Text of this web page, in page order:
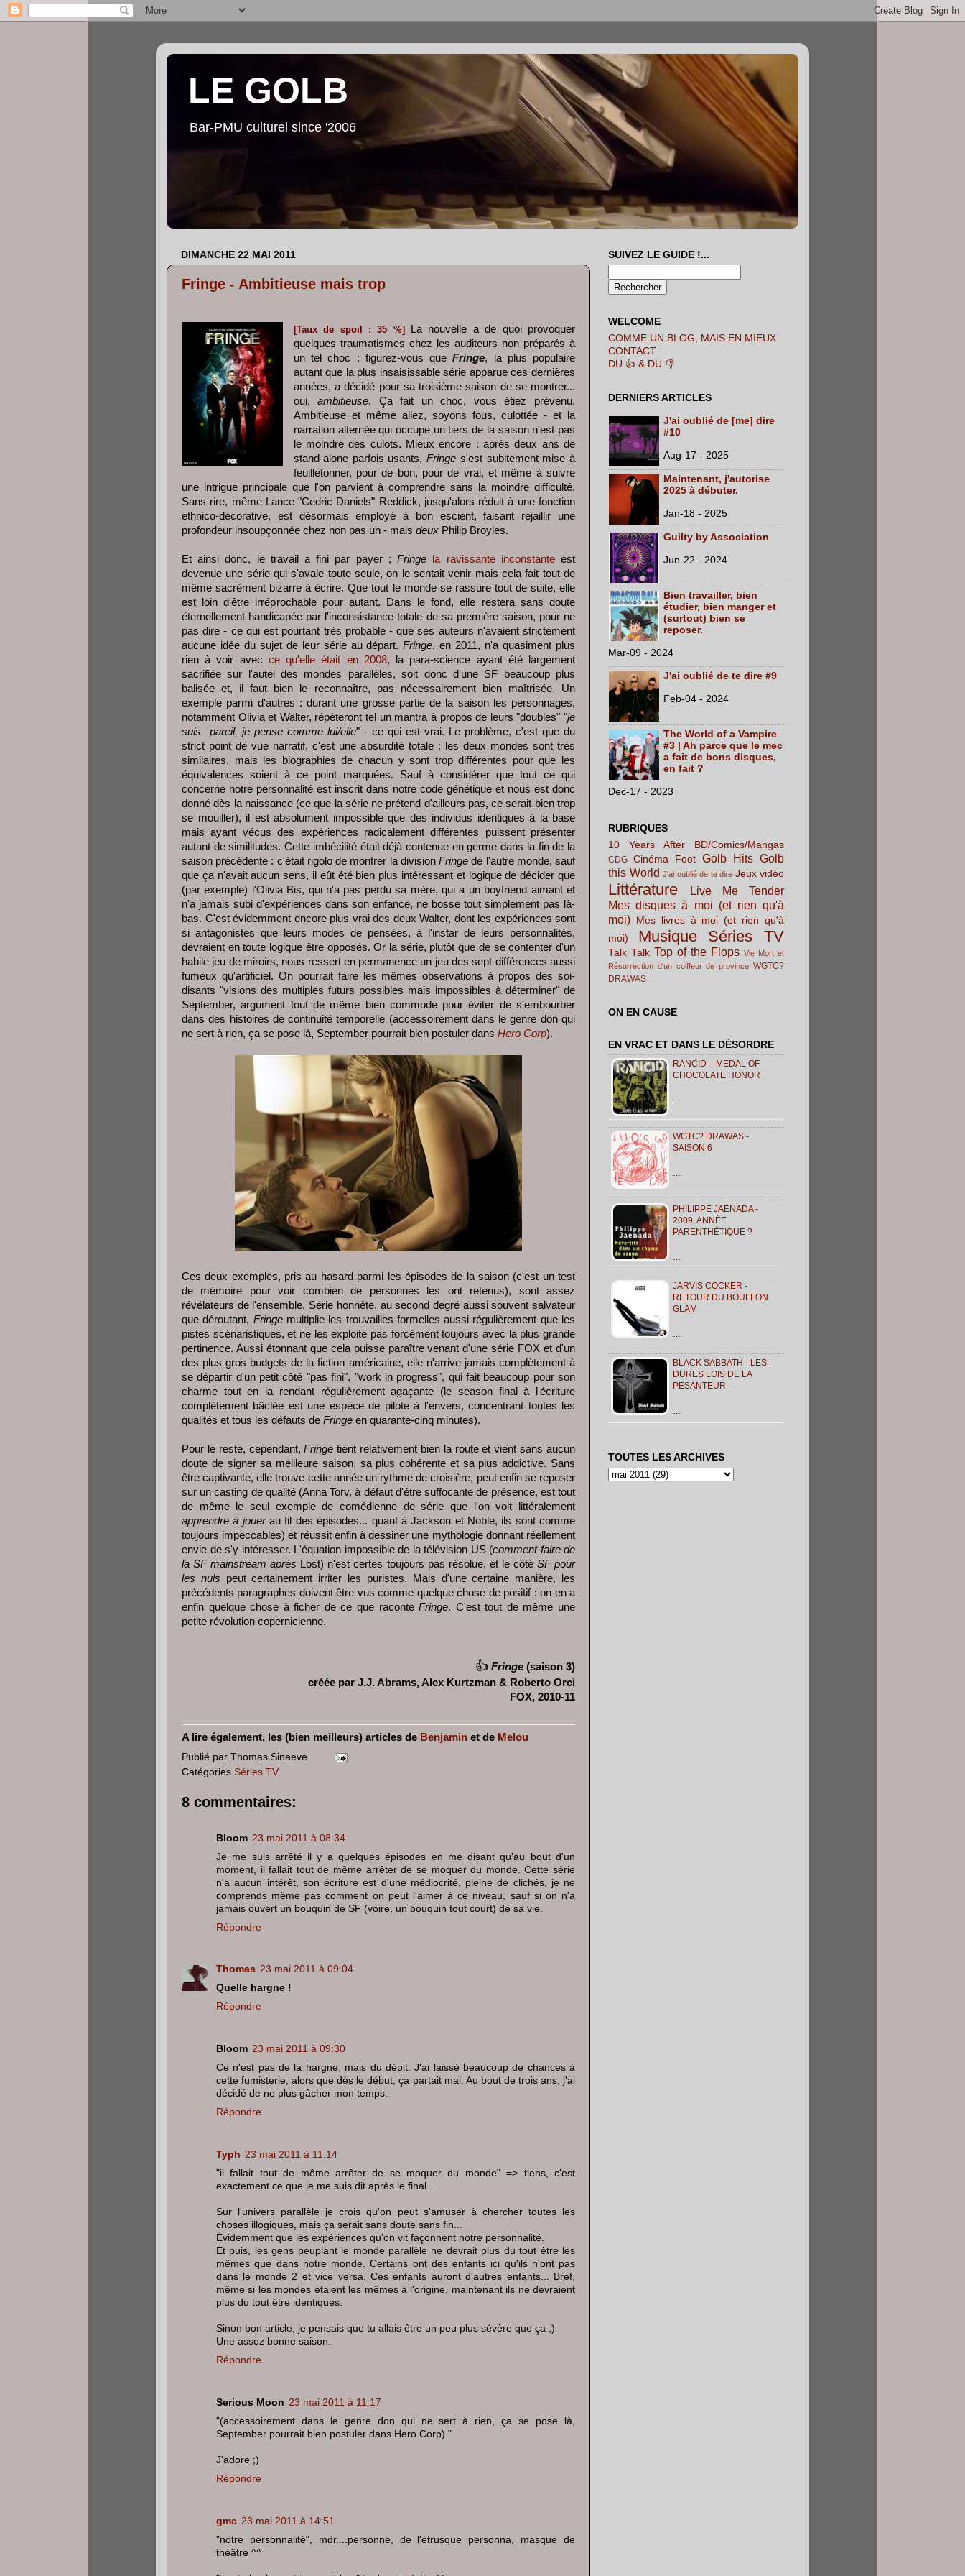
LE GOLB
Bar-PMU culturel since '2006
DIMANCHE 22 MAI 2011
Fringe - Ambitieuse mais trop
[Taux de spoil : 35 %]La nouvelle a de quoi provoquer
quelques traumatismes chez les auditeurs non préparés à
un tel choc : figurez-vous queFringe, la plus populaire
autant que la plus insaisissable série apparue ces dernières
années, a décidé pour sa troisième saison de se montrer...
oui,ambitieuse. Ça fait un choc, vous étiez prévenu.
Ambitieuse et même allez, soyons fous, culottée - et la
narration alternée qui occupe un tiers de la saison n'est pas
le moindre des culots. Mieux encore : après deux ans de
stand-alone parfois usants,Fringe s'est subitement mise à
feuilletonner, pour de bon, pour de vrai, et même à suivre
une intrigue principale que l'on parvient à comprendre sans la moindre difficulté.
Sans rire, même Lance "Cedric Daniels" Reddick, jusqu'alors réduit à une fonction
ethnico-décorative, est désormais employé à bon escient, faisant rejaillir une
profondeur insoupçonnée chez non pas un - mais deux Philip Broyles.
Et ainsi donc, le travail a fini par payer ;Fringe la ravissante inconstanteest
devenue une série qui s'avale toute seule, on le sentait venir mais cela fait tout de
même sacrément bizarre à écrire. Que tout le monde se rassure tout de suite, elle
est loin d'être irréprochable pour autant. Dans le fond, elle restera sans doute
éternellement handicapée par l'inconsistance totale de sa première saison, pour ne
pas dire - ce qui est pourtant très probable - que ses auteurs n'avaient strictement
aucune idée du sujet de leur série au départ.Fringe, en 2011, n'a quasiment plus
rien à voir avec ce qu'elle était en 2008, la para-science ayant été largement
sacrifiée sur l'autel des mondes parallèles, soit donc d'une SF beaucoup plus
balisée et, il faut bien le reconnaître, pas nécessairement bien maîtrisée. Un
exemple parmi d'autres : durant une grosse partie de la saison les personnages,
notamment Olivia et Walter, répèteront tel un mantra à propos de leurs "doubles" "je
suis pareil, je pense comme lui/elle" - ce qui est vrai. Le problème, c'est que du
strict point de vue narratif, c'est une absurdité totale : les deux mondes sont très
similaires, mais les biographies de chacun y sont trop différentes pour que les
équivalences soient à ce point marquées. Sauf à considérer que tout ce qui
concerne notre personnalité est inscrit dans notre code génétique et nous est donc
donné dès la naissance (ce que la série ne prétend d'ailleurs pas, ce serait bien trop
se mouiller), il est absolument impossible que des individus identiques à la base
mais ayant vécus des expériences radicalement différentes puissent présenter
autant de similitudes. Cette imbécilité était déjà contenue en germe dans la fin de la
saison précédente : c'était rigolo de montrer la divisionFringe de l'autre monde, sauf
que ça n'avait aucun sens, il eût été bien plus intéressant et logique de décider que
(par exemple) l'Olivia Bis, qui n'a pas perdu sa mère, qui a un boyfriend aimant et
n'a jamais subi d'expériences dans son enfance, ne bosse tout simplement pas là-
bas. C'est évidemment encore plus vrai des deux Walter, dont les expériences sont
si antagonistes que leurs modes de pensées, à l'instar de leurs personnalités,
devraient en toute logique être opposés. Or la série, plutôt que de se contenter d'un
habile jeu de miroirs, nous ressert en permanence un jeu des sept différences aussi
fumeux qu'artificiel. On pourrait faire les mêmes observations à propos des soi-
disants "visions des multiples futurs possibles mais impossibles à déterminer" de
September, argument tout de même bien commode pour éviter de s'embourber
dans des histoires de continuité temporelle (accessoirement dans le genre don qui
ne sert à rien, ça se pose là, September pourrait bien postuler dans Hero Corp).
Ces deux exemples, pris au hasard parmi les épisodes de la saison (c'est un test
de mémoire pour voir combien de personnes les ont retenus), sont assez
révélateurs de l'ensemble. Série honnête, au second degré aussi souvent salvateur
que déroutant, Fringemultiplie les trouvailles formelles aussi régulièrement que les
pistes scénaristiques, et ne les exploite pas forcément toujours avec la plus grande
pertinence. Aussi étonnant que cela puisse paraître venant d'une série FOX et d'un
des plus gros budgets de la fiction américaine, elle n'arrive jamais complètement à
se départir d'un petit côté "pas fini", "work in progress", qui fait beaucoup pour son
charme tout en la rendant régulièrement agaçante (le season final à l'écriture
complètement bâclée est une espèce de pilote à l'envers, concentrant toutes les
qualités et tous les défauts de Fringe en quarante-cinq minutes).
Pour le reste, cependant,Fringe tient relativement bien la route et vient sans aucun
doute de signer sa meilleure saison, sa plus cohérente et sa plus addictive. Sans
être captivante, elle trouve cette année un rythme de croisière, peut enfin se reposer
sur un casting de qualité (Anna Torv, à défaut d'être suffocante de présence, est tout
de même le seul exemple de comédienne de série que l'on voit littéralement
apprendre à jouerau fil des épisodes... quant à Jackson et Noble, ils sont comme
toujours impeccables) et réussit enfin à dessiner une mythologie donnant réellement
envie de s'y intéresser. L'équation impossible de la télévision US (comment faire de
la SF mainstream après Lost) n'est certes toujours pas résolue, et le côté SF pour
les nuls peut certainement irriter les puristes. Mais d'une certaine manière, les
précédents paragraphes doivent être vus comme quelque chose de positif : on en a
enfin quelque chose à ficher de ce que raconteFringe. C'est tout de même une
petite révolution copernicienne.
👍 Fringe (saison 3)
créée par J.J. Abrams, Alex Kurtzman & Roberto Orci
FOX, 2010-11
A lire également, les (bien meilleurs) articles de Benjamin et de Melou
Publié par Thomas Sinaeve
Catégories Séries TV
8 commentaires:
Bloom 23 mai 2011 à 08:34
Je me suis arrêté il y a quelques épisodes en me disant qu'au bout d'un
moment, il fallait tout de même arrêter de se moquer du monde. Cette série
n'a aucun intérêt, son écriture est d'une médiocrité, pleine de clichés, je ne
comprends même pas comment on peut l'aimer à ce niveau, sauf si on n'a
jamais ouvert un bouquin de SF (voire, un bouquin tout court) de sa vie.
Répondre
Thomas 23 mai 2011 à 09:04
Quelle hargne !
Répondre
Bloom 23 mai 2011 à 09:30
Ce n'est pas de la hargne, mais du dépit. J'ai laissé beaucoup de chances à
cette fumisterie, alors que dès le début, ça partait mal. Au bout de trois ans, j'ai
décidé de ne plus gâcher mon temps.
Répondre
Typh 23 mai 2011 à 11:14
"il fallait tout de même arrêter de se moquer du monde" => tiens, c'est
exactement ce que je me suis dit après le final...
Sur l'univers parallèle je crois qu'on peut s'amuser à chercher toutes les
choses illogiques, mais ça serait sans doute sans fin...
Évidemment que les expériences qu'on vit façonnent notre personnalité.
Et puis, les gens peuplant le monde parallèle ne devrait plus du tout être les
mêmes que dans notre monde. Certains ont des enfants ici qu'ils n'ont pas
dans le monde 2 et vice versa. Ces enfants auront d'autres enfants... Bref,
même si les mondes étaient les mêmes à l'origine, maintenant ils ne devraient
plus du tout être identiques.
Sinon bon article, je pensais que tu allais être un peu plus sévère que ça ;)
Une assez bonne saison.
Répondre
Serious Moon 23 mai 2011 à 11:17
"(accessoirement dans le genre don qui ne sert à rien, ça se pose là,
September pourrait bien postuler dans Hero Corp)."
J'adore ;)
Répondre
gmc 23 mai 2011 à 14:51
"notre personnalité", mdr....personne, de l'étrusque personna, masque de
théâtre ^^
SUIVEZ LE GUIDE !...
WELCOME
COMME UN BLOG, MAIS EN MIEUX
CONTACT
DU 👍 & DU 👎
DERNIERS ARTICLES
J'ai oublié de [me] dire
#10
Aug-17 - 2025
Maintenant, j'autorise
2025 à débuter.
Jan-18 - 2025
Guilty by Association
Jun-22 - 2024
Bien travailler, bien
étudier, bien manger et
(surtout) bien se
reposer.
Mar-09 - 2024
J'ai oublié de te dire #9
Feb-04 - 2024
The World of a Vampire
#3 | Ah parce que le mec
a fait de bons disques,
en fait ?
Dec-17 - 2023
RUBRIQUES
10 Years After
BD/Comics/Mangas
CDG Cinéma Foot Golb Hits Golb
this World J'ai oublié de te dire Jeux vidéo
Littérature
Live Me Tender
Mes disques à moi (et rien qu'à
moi) Mes livres à moi (et rien qu'à
moi)
Musique Séries TV
Talk Talk Top of the Flops Vie Mort et
Résurrection d'un coiffeur de province WGTC?
DRAWAS
ON EN CAUSE
EN VRAC ET DANS LE DÉSORDRE
RANCID – MEDAL OF
CHOCOLATE HONOR
WGTC? DRAWAS -
SAISON 6
PHILIPPE JAENADA -
2009, ANNÉE
PARENTHÉTIQUE ?
JARVIS COCKER -
RETOUR DU BOUFFON
GLAM
BLACK SABBATH - LES
DURES LOIS DE LA
PESANTEUR
TOUTES LES ARCHIVES